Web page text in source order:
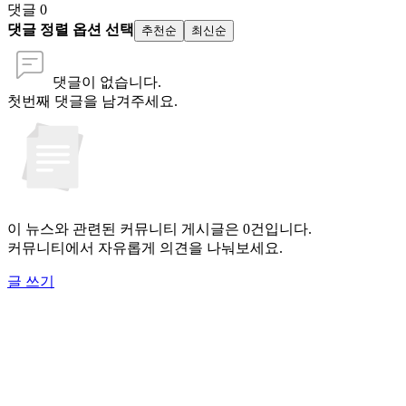
댓글 0
댓글 정렬 옵션 선택
추천순 최신순
댓글이 없습니다.
첫번째 댓글을 남겨주세요.
이 뉴스와 관련된 커뮤니티 게시글은 0건입니다.
커뮤니티에서 자유롭게 의견을 나눠보세요.
글 쓰기